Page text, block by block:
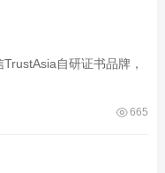
自研证书品牌，
665